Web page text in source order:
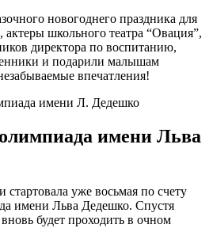
новогоднего праздника для
школьного театра “Овация”,
директора по воспитанию,
и подарили малышам
впечатления!
имени Л. Дедешко
имени Льва
стартовала уже восьмая по счету
имени Льва Дедешко. Спустя
будет проходить в очном